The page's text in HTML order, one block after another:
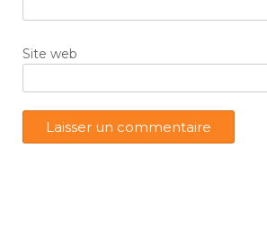
Site web